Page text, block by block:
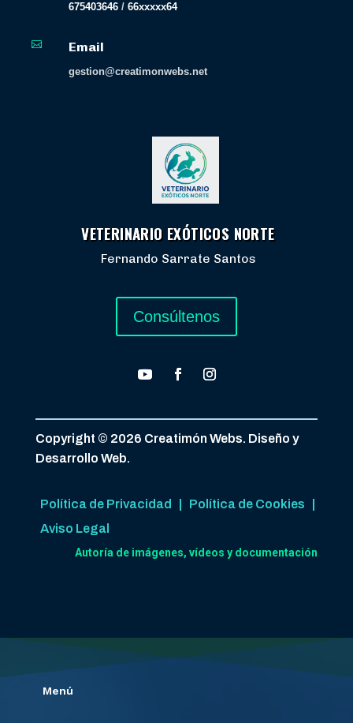
675403646 /66xxxxx64
 Email
gestion@creatimonwebs.net
VETERINARIO EXÓTICOS NORTE
Fernando Sarrate Santos
Consúltenos
Copyright © 2026 Creatimón Webs. Diseño y
Desarrollo Web.
Política de Privacidad Política de Cookies
Aviso Legal
Autoría de imágenes, vídeos y documentación
Menú